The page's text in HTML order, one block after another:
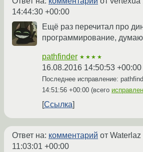
14:44:30 +00:00
Ещё раз перечитал про
программирование,
pathfinder ★★★★
16.08.2016 14:50:53 +00:00
Последнее исправление:
14:51:56 +00:00 (всего
Ссылка
Ответ на: комментарий от Waterlaz
11:03:01 +00:00